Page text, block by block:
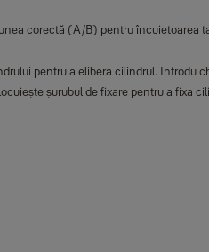
corectă (A/B) pentru
pentru a elibera cilindrul.
șurubul de fixare pentru a fixa